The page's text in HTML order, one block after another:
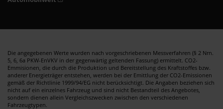
Die angegebenen Werte wurden nach vorgeschriebenen Messverfahren (§ 2 Nrn.
5, 6, 6a PKW-EnVKV in der gegenwärtig geltenden Fassung) ermittelt. CO2-
Emmisionen, die durch die Produktion und Bereitstellung des Kraftstoffes bzw.
anderer Energieträger entstehen, werden bei der Emittlung der CO2-Emissionen
gemäß der Richtlinie 1999/94/EG nicht berücksichtigt. Die Angaben beziehen sich
nicht auf ein einzelnes Fahrzeug und sind nicht Bestandteil des Angebotes,
sondern dienen allein Vergleichszwecken zwischen den verschiedenen
Fahrzeugtypen.